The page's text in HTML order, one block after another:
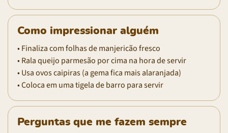
Como impressionar alguém
• Finaliza com folhas de manjericão fresco
• Rala queijo parmesão por cima na hora de servir
• Usa ovos caipiras (a gema fica mais alaranjada)
• Coloca em uma tigela de barro para servir
Perguntas que me fazem sempre